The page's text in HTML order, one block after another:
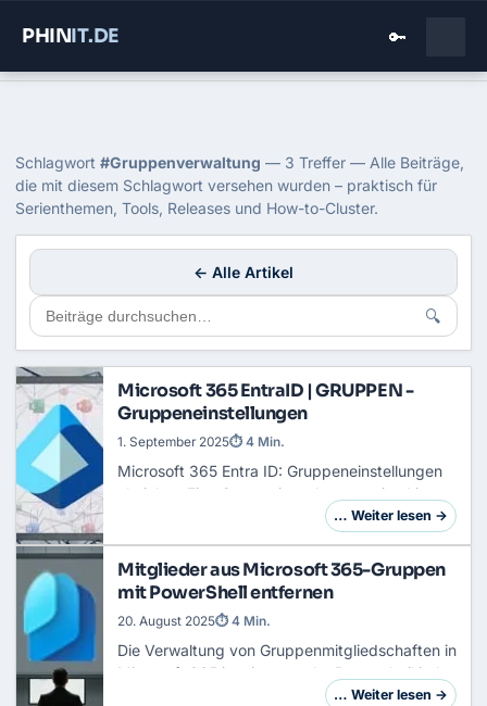
PHINIT.DE 🔑
Tag: Gruppenverwaltung
Schlagwort #Gruppenverwaltung — 3 Treffer — Alle Beiträge,
die mit diesem Schlagwort versehen wurden – praktisch für
Serienthemen, Tools, Releases und How-to-Cluster.
← Alle Artikel
🔍
Microsoft 365 EntraID | GRUPPEN -
Gruppeneinstellungen
Microsoft 365 Entra ID: Gruppeneinstellungen
absichernEine Gruppe ist selten nur eine Liste
von Namen. Dahinter hängen oft ein Team, eine
1. September 2025⏱ 4 Min.
… Weiter lesen →
Mitglieder aus Microsoft 365-Gruppen
mit PowerShell entfernen
Die Verwaltung von Gruppenmitgliedschaften in
Microsoft 365 ist ein zentraler Bestandteil jeder
modernen Cloud-Umgebung. Gruppen steuern
20. August 2025⏱ 4 Min.
… Weiter lesen →